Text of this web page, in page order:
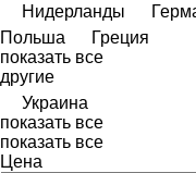
Нидерланды
Польша
Греция
показать все
другие
Украина
показать все
показать все
Цена